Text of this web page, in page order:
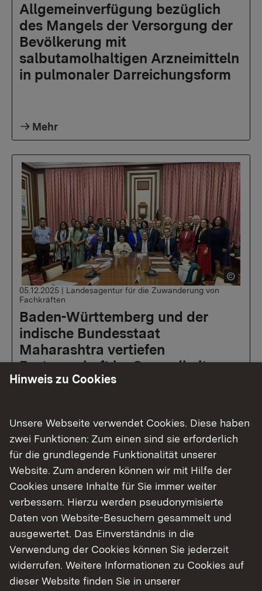
Allgemeinverfügung bezüglich
des Mangels der Versorgung der
Bevölkerung mit
salbutamolhaltigen Arzneimitteln
in pulmonaler Darreichungsform
Mehr
Baden-Württemberg und der
indische Bundesstaat
Maharashtra vertiefen
Partnerschaft im Gesundheits-
und Pflegebereich
05.12.2025 | Landesagentur für die Zuwanderung von
Fachkräften
Intent legen wir den Grundstein für faire
Fachkräftegewinnung und stärken die
Pflegeversorgung in Baden-Württemberg“
Hinweis zu Cookies
Unsere Webseite verwendet Cookies. Diese haben
zwei Funktionen: Zum einen sind sie erforderlich
für die grundlegende Funktionalität unserer
Website. Zum anderen können wir mit Hilfe der
Cookies unsere Inhalte für Sie immer weiter
verbessern. Hierzu werden pseudonymisierte
Daten von Website-Besuchern gesammelt und
ausgewertet. Das Einverständnis in die
Verwendung der Cookies können Sie jederzeit
widerrufen. Weitere Informationen zu Cookies auf
dieser Website finden Sie in unserer